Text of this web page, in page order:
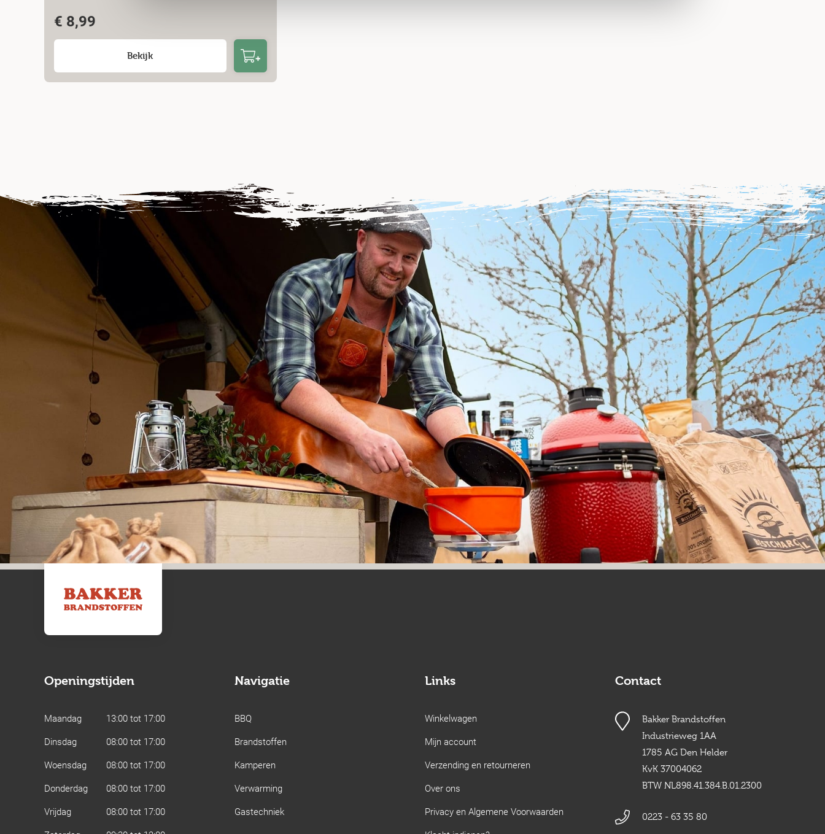
€ 8,99
Bekijk
Openingstijden
Maandag
13:00 tot 17:00
Dinsdag
08:00 tot 17:00
Woensdag
08:00 tot 17:00
Donderdag
08:00 tot 17:00
Vrijdag
08:00 tot 17:00
Navigatie
BBQ
Brandstoffen
Kamperen
Verwarming
Gastechniek
Links
Winkelwagen
Mijn account
Verzending en retourneren
Over ons
Privacy en Algemene Voorwaarden
Contact
Bakker Brandstoffen
Industrieweg 1AA
1785 AG Den Helder
KvK 37004062
BTW NL898.41.384.B.01.2300
0223 - 63 35 80